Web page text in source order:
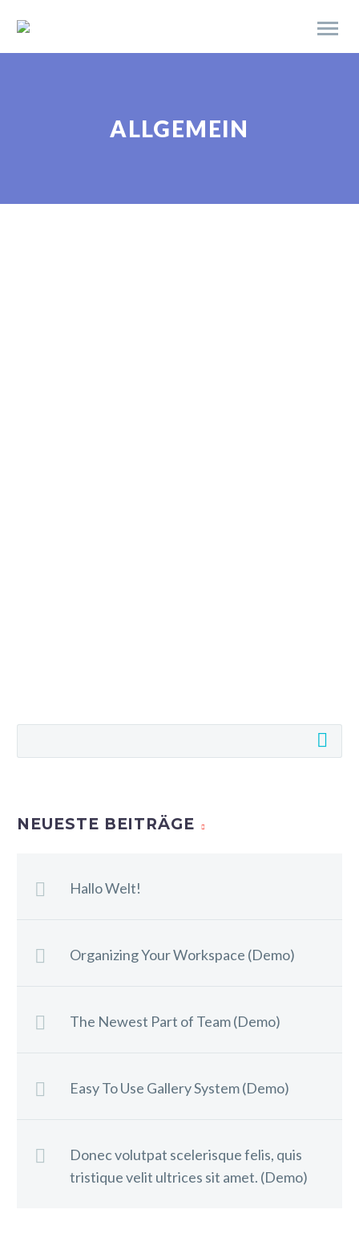
ALLGEMEIN
NEUESTE BEITRÄGE
Hallo Welt!
Organizing Your Workspace (Demo)
The Newest Part of Team (Demo)
Easy To Use Gallery System (Demo)
Donec volutpat scelerisque felis, quis
tristique velit ultrices sit amet. (Demo)